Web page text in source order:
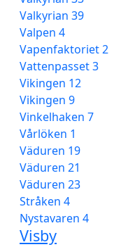
Valkyrian 39
Valpen 4
Vapenfaktoriet 2
Vattenpasset 3
Vikingen 12
Vikingen 9
Vinkelhaken 7
Vårlöken 1
Väduren 19
Väduren 21
Väduren 23
Stråken 4
Nystavaren 4
Visby